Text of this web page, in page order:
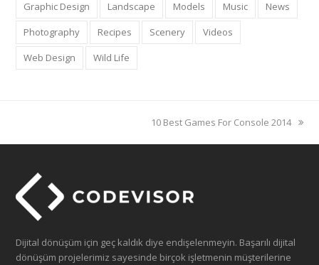
Graphic Design Landscape Models Music
News
Photography
Recipes Scenery
Videos
Web Design
Wild Life
next
10 Best Games For Console 2014
Dijital dönüşüm için geç kaldık diye endişelenmeyin. Başarılı dijital
dönüşüm projelerimiz sayesinde birçok işletmenin müşterilerine